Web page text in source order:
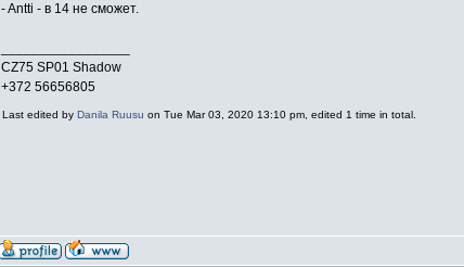
- Antti - в 14 не сможет.
CZ75 SP01 Shadow
+372 56656805
Last edited by Danila Ruusu on Tue Mar 03, 2020 13:10 pm, edited 1 time in total.